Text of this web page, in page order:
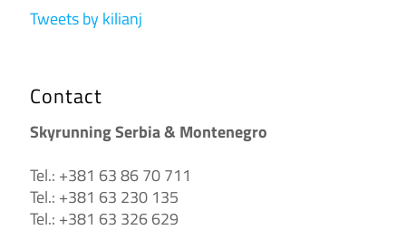
Tweets by kilianj
Contact
Skyrunning Serbia & Montenegro
Tel.: +381 63 86 70 711
Tel.: +381 63 230 135
Tel.: +381 63 326 629